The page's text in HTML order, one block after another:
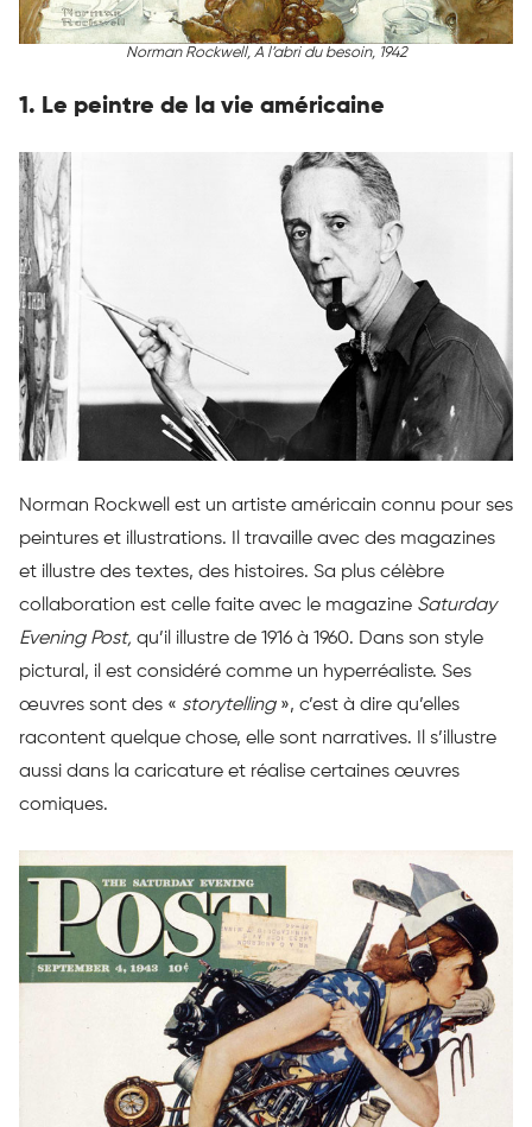
Norman Rockwell, A l’abri du besoin, 1942
1. Le peintre de la vie américaine
Norman Rockwell est un artiste américain connu pour ses
peintures et illustrations. Il travaille avec des magazines
et illustre des textes, des histoires. Sa plus célèbre
collaboration est celle faite avec le magazine Saturday
Evening Post, qu’il illustre de 1916 à 1960. Dans son style
pictural, il est considéré comme un hyperréaliste. Ses
œuvres sont des « storytelling», c’est à dire qu’elles
racontent quelque chose, elle sont narratives. Il s’illustre
aussi dans la caricature et réalise certaines œuvres
comiques.